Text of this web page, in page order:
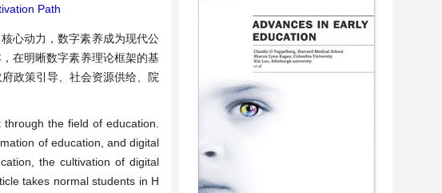
Path
心动力，数字素养成为现代公
在明晰数字素养理论框架的基
政策引导、社会资源供给、院
the field of education.
of education, and digital
the cultivation of digital
takes normal students in H